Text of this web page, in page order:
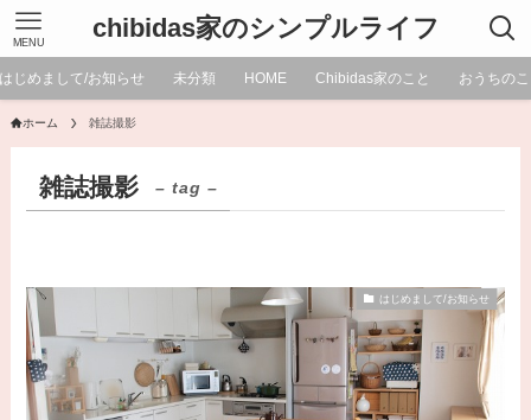
chibidas家のシンプルライフ
MENU
はじめまして/お知らせ 未分類 HOME Chibidas家のこと おうちの
ホーム 雑誌撮影
雑誌撮影 – tag –
はじめまして/お知らせ